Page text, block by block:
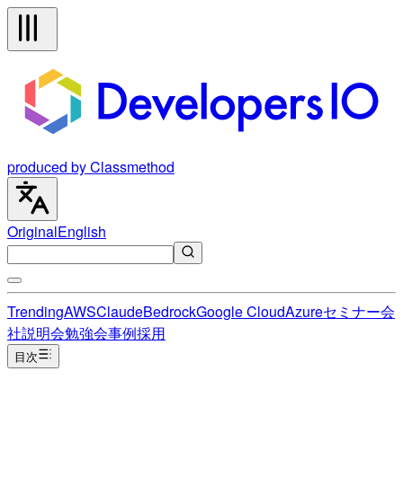
produced by Classmethod
OriginalEnglish
TrendingAWSClaudeBedrockGoogle CloudAzureセミナー会
社説明会勉強会事例採用
目次